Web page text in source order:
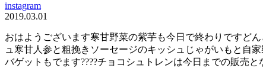
instagram
2019.03.01
おはようございます寒甘野菜の紫芋も今日で終わりですど
ュ寒甘人参と粗挽きソーセージのキッシュじゃがいもと自
バゲットもでます????チョコシュトレンは今日までの販売